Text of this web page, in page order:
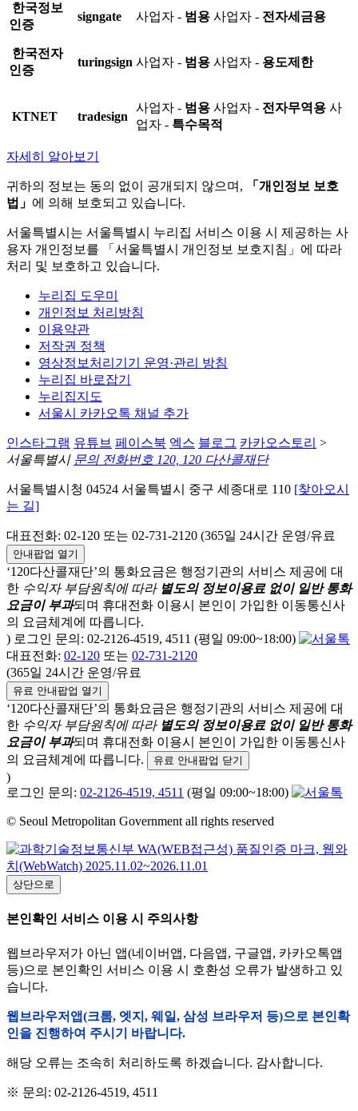
한국정보
인증
signgate 사업자 - 범용 사업자 - 전자세금용
한국전자
인증
turingsign 사업자 - 범용 사업자 - 용도제한
KTNET tradesign
사업자 - 범용 사업자 - 전자무역용 사
업자 - 특수목적
자세히 알아보기
귀하의 정보는 동의 없이 공개되지 않으며,
「개인정보 보호
법」 에 의해 보호되고 있습니다.
서울특별시는 서울특별시 누리집 서비스 이용 시 제공하는 사
용자 개인정보를 「서울특별시 개인정보 보호지침」에 따라
처리 및 보호하고 있습니다.
누리집 도우미
개인정보 처리방침
이용약관
저작권 정책
영상정보처리기기 운영·관리 방침
누리집 바로잡기
누리집지도
서울시 카카오톡 채널 추가
인스타그램 유튜브 페이스북 엑스 블로그 카카오스토리 >
서울특별시 문의 전화번호 120, 120 다산콜재단
서울특별시청 04524 서울특별시 중구 세종대로 110 [찾아오시
는 길]
대표전화: 02-120 또는 02-731-2120 (365일 24시간 운영/유료
안내팝업 열기
‘120다산콜재단’의 통화요금은 행정기관의 서비스 제공에 대
한 수익자 부담원칙에 따라 별도의 정보이용료 없이 일반 통화
요금이 부과되며 휴대전화 이용시 본인이 가입한 이동통신사
의 요금체계에 따릅니다.
) 로그인 문의: 02-2126-4519, 4511 (평일 09:00~18:00)
대표전화: 02-120 또는 02-731-2120
(365일 24시간 운영/유료
유료 안내팝업 열기
‘120다산콜재단’의 통화요금은 행정기관의 서비스 제공에 대
한 수익자 부담원칙에 따라 별도의 정보이용료 없이 일반 통화
요금이 부과되며 휴대전화 이용시 본인이 가입한 이동통신사
의 요금체계에 따릅니다.
유료 안내팝업 닫기
)
로그인 문의: 02-2126-4519, 4511 (평일 09:00~18:00)
© Seoul Metropolitan Government all rights reserved
상단으로
본인확인 서비스 이용 시 주의사항
웹브라우저가 아닌 앱(네이버앱, 다음앱, 구글앱, 카카오톡앱
등)으로 본인확인 서비스 이용 시 호환성 오류가 발생하고 있
습니다.
웹브라우저앱(크롬, 엣지, 웨일, 삼성 브라우저 등)으로 본인확
인을 진행하여 주시기 바랍니다.
해당 오류는 조속히 처리하도록 하겠습니다. 감사합니다.
※ 문의: 02-2126-4519, 4511